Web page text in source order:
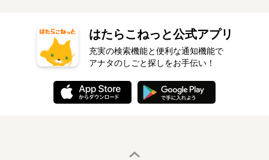
はたらこねっと公式アプリ
充実の検索機能と便利な通知機能で
アナタのしごと探しをお手伝い！